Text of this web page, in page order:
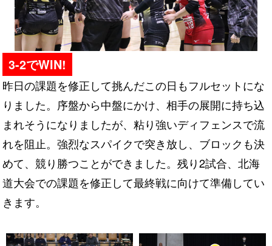
3-2でWIN!
昨日の課題を修正して挑んだこの日もフルセットにな
りました。序盤から中盤にかけ、相手の展開に持ち込
まれそうになりましたが、粘り強いディフェンスで流
れを阻止。強烈なスパイクで突き放し、ブロックも決
めて、競り勝つことができました。残り2試合、北海
道大会での課題を修正して最終戦に向けて準備してい
きます。